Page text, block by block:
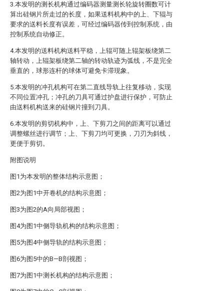
3.本发明的测长机构通过编码器测量测长轮旋转圈数可计
算出硅钢片所走过的长度，如果送料机构中的上、下辊与
要求的送料长度有误差，可经过编码器传到控制系统，由
控制系统自动修正。
4.本发明的送料机构送料平稳，上辊可随上辊架板绕第二
轴转动，上辊架板绕第二轴的转动轨迹为弧线，不是完全
垂直的，球形连杆的球体可避免卡滞现象。
5.本发明的冲孔机构可在第二直线导轨上往复移动，实现
不同位置冲孔；冲孔的刀具可通过护盘进行保护，可防止
由送料机构送来的硅钢片撞到刀具。
6.本发明的剪切机构中，上、下剪刀之间的距离可以通过
调整螺丝进行调节；上、下剪刀均可更换，刀刃为斜线，
更便于剪切。
附图说明
图1为本发明的整体结构示意图；
图2为图1中开卷机的结构示意图；
图3为图2的A向局部视图；
图4为图1中侧导轨机构的结构示意图；
图5为图4中侧导轨的结构示意图；
图6为图5中的B—B剖视图；
图7为图1中测长机构的结构示意图；